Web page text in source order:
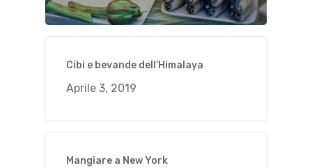
Cibi e bevande dell’Himalaya
Aprile 3, 2019
Mangiare a New York